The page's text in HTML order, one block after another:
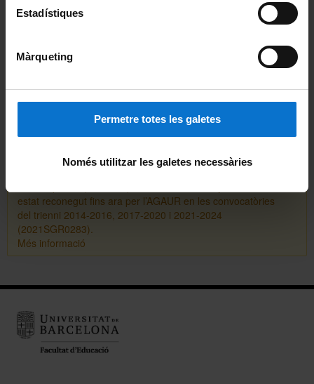
Estadístiques
Màrqueting
Permetre totes les galetes
Només utilitzar les galetes necessàries
estat reconegut fins ara per l’AGAUR en les convocatòries
del trienni 2014-2016, 2017-2020 i 2021-2024
(2021SGR0283).
Més informació
Programa
Comparteix-ho: